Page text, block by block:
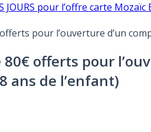
JOURS pour l’offre carte
pour l’ouverture d’un
offerts pour
ans de l’enfant)